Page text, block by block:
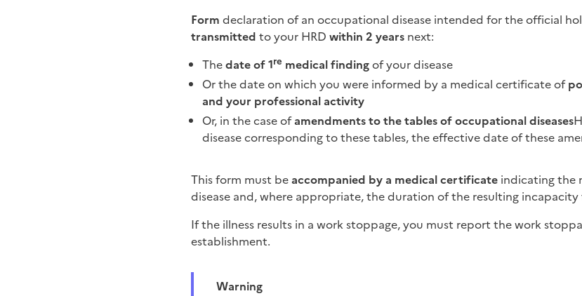
Form declaration of an occupational disease intended for the official
transmitted to your HRD within 2 years next:
Thedate of 1re medical findingof your disease
Or the date on which you were informed by a medical certificate of
and your professional activity
Or, in the case ofamendments to the tables of occupational diseases
disease corresponding to these tables, the effective date of these
This form must beaccompanied by a medical certificate indicating the
disease and, where appropriate, the duration of the resulting incapacity
If the illness results in a work stoppage, you must report the work
establishment.
Warning